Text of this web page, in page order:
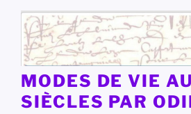
contenu
principal
MODES DE VIE
SIÈCLES PAR